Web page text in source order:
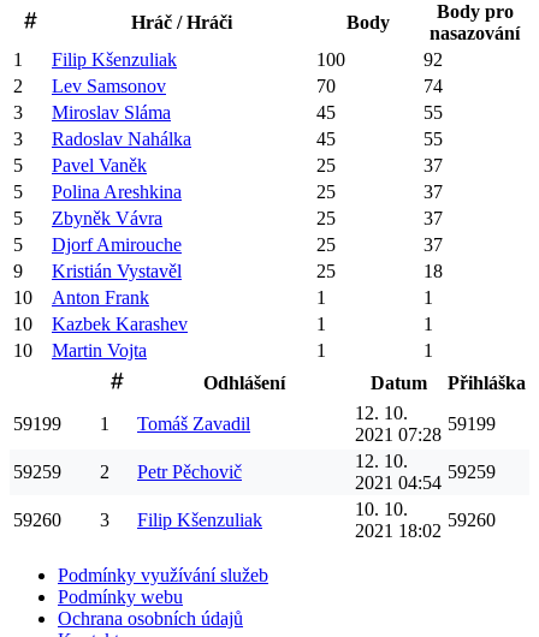
Hráč / Hráči
Body
Body pro
nasazování
1
Filip Kšenzuliak 100
92
2
Lev Samsonov 70
74
3
Miroslav Sláma 45
55
3
Radoslav Nahálka 45
55
5
Pavel Vaněk 25
37
5
Polina Areshkina 25
37
5
Zbyněk Vávra 25
37
5
Djorf Amirouche 25
37
9
Kristián Vystavěl 25
18
10
Anton Frank 1
1
10
Kazbek Karashev 1
1
10
Martin Vojta 1
1
Odhlášení
Datum
Přihláška
59199
1 Tomáš Zavadil
12. 10.
2021 07:28
59199
59259 2 Petr Pěchovič
12. 10.
2021 04:54
59259
59260 3 Filip Kšenzuliak
10. 10.
2021 18:02
59260
Podmínky využívání služeb
Podmínky webu
Ochrana osobních údajů